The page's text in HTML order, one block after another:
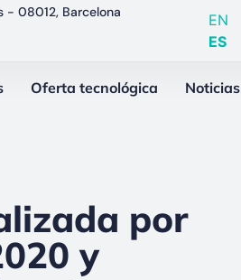
- 08012, Barcelona
EN
ES
Oferta tecnológica Noticias
por
y